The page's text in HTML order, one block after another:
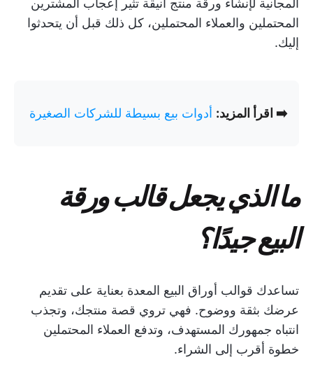
المجانية لإنشاء ورقة منتج أنيقة تثير إعجاب المشترين
المحتملين والعملاء المحتملين، كل ذلك قبل أن يتحدثوا
إليك.
➡️ اقرأ المزيد: أدوات بيع بسيطة للشركات الصغيرة
ما الذي يجعل قالب ورقة
البيع جيدًا؟
تساعدك قوالب أوراق البيع المعدة بعناية على تقديم
عرضك بثقة ووضوح. فهي تروي قصة منتجك، وتجذب
انتباه جمهورك المستهدف، وتدفع العملاء المحتملين
خطوة أقرب إلى الشراء.